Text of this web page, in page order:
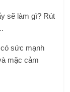
sẽ làm gì? Rút
sức mạnh
mặc cảm